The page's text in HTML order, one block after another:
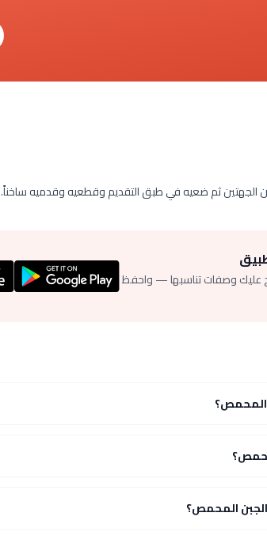
ثم ضعيه في طبق التقديم وقطعيه وقدميه ساخناً.
عليك وصفات تناسبها — واحفظ
المحمص؟
المحمص؟